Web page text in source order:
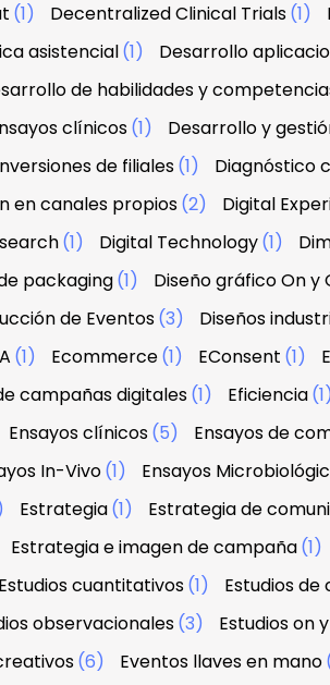
(1) Decentralized Clinical Trials(1)
asistencial(1) Desarrollo
de habilidades y
clínicos(1) Desarrollo y
de filiales(1) Diagnóstico
en canales propios(2) Digital
(1) Digital Technology(1)
packaging(1) Diseño gráfico On y
de Eventos(3) Diseños
(1) Ecommerce(1) EConsent (1)
campañas digitales(1) Eficiencia(1)
Ensayos clínicos(5) Ensayos de
In-Vivo(1) Ensayos
Estrategia(1) Estrategia de
Estrategia e imagen de campaña(1)
Estudios cuantitativos(1) Estudios
observacionales(3) Estudios on
(6) Eventos llaves en mano